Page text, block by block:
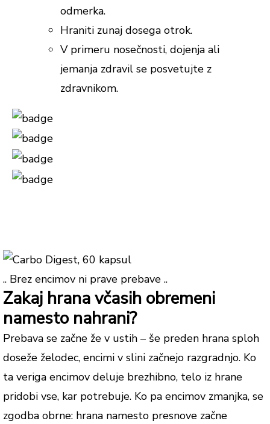
odmerka.
Hraniti zunaj dosega otrok.
V primeru nosečnosti, dojenja ali
jemanja zdravil se posvetujte z
zdravnikom.
.. Brez encimov ni prave prebave ..
Zakaj hrana včasih obremeni
namesto nahrani?
Prebava se začne že v ustih – še preden hrana sploh
doseže želodec, encimi v slini začnejo razgradnjo. Ko
ta veriga encimov deluje brezhibno, telo iz hrane
pridobi vse, kar potrebuje. Ko pa encimov zmanjka, se
zgodba obrne: hrana namesto presnove začne